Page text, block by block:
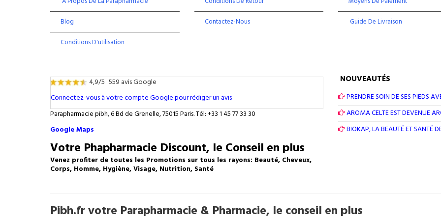
Blog
Conditions D'utilisation
Contactez-Nous
Guide De Livraison
4,9/5 559 avis Google
Connectez-vous à votre compte Google pour rédiger un avis
Parapharmacie pibh, 6 Bd de Grenelle, 75015 Paris. Tél: +33 1 45 77 33 30
Google Maps
Votre Phapharmacie Discount, le Conseil en plus
Venez profiter de toutes les Promotions sur tous les rayons: Beauté, Cheveux,
Corps, Homme, Hygiène, Visage, Nutrition, Santé
NOUVEAUTÉS
PRENDRE SOIN DE SES PIEDS
AROMA CELTE EST DEVENUE
BIOKAP, LA BEAUTÉ ET SANTÉ
Pibh.fr votre Parapharmacie & Pharmacie, le conseil en plus